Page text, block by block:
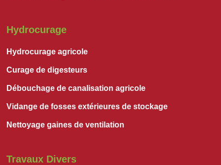
Hydrocurage
Hydrocurage agricole
Curage de digesteurs
Débouchage de canalisation agricole
Vidange de fosses extérieures de stockage
Nettoyage gaines de ventilation
Travaux Divers